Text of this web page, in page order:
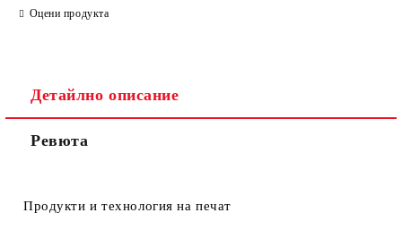
Оцени продукта
Детайлно описание
Ревюта
Продукти и технология на печат